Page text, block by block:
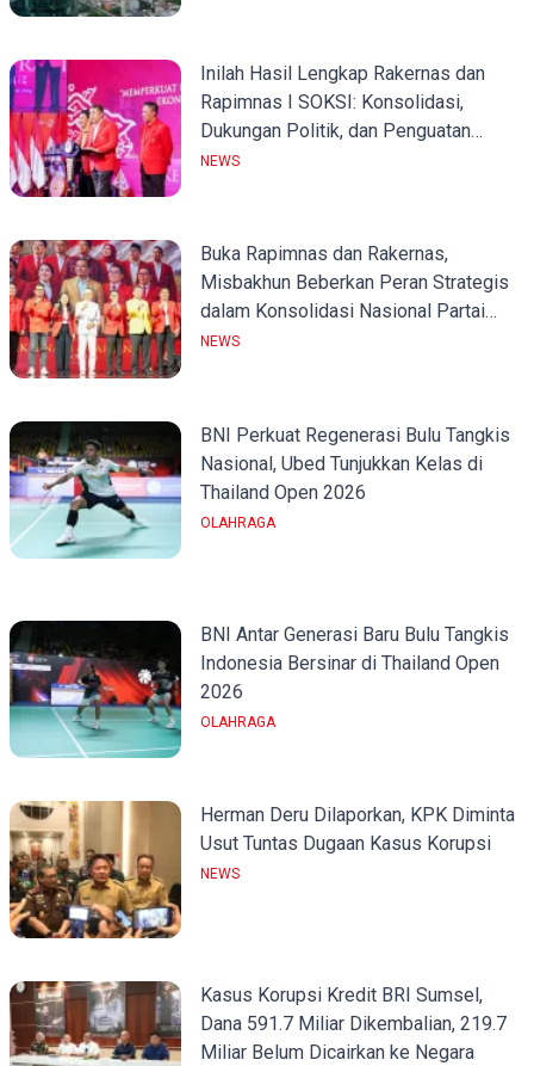
Inilah Hasil Lengkap Rakernas dan
Rapimnas I SOKSI: Konsolidasi,
Dukungan Politik, dan Penguatan
Organisasi
NEWS
Buka Rapimnas dan Rakernas,
Misbakhun Beberkan Peran Strategis
dalam Konsolidasi Nasional Partai
Golkar
NEWS
BNI Perkuat Regenerasi Bulu Tangkis
Nasional, Ubed Tunjukkan Kelas di
Thailand Open 2026
OLAHRAGA
BNI Antar Generasi Baru Bulu Tangkis
Indonesia Bersinar di Thailand Open
2026
OLAHRAGA
Herman Deru Dilaporkan, KPK Diminta
Usut Tuntas Dugaan Kasus Korupsi
NEWS
Kasus Korupsi Kredit BRI Sumsel,
Dana 591.7 Miliar Dikembalian, 219.7
Miliar Belum Dicairkan ke Negara